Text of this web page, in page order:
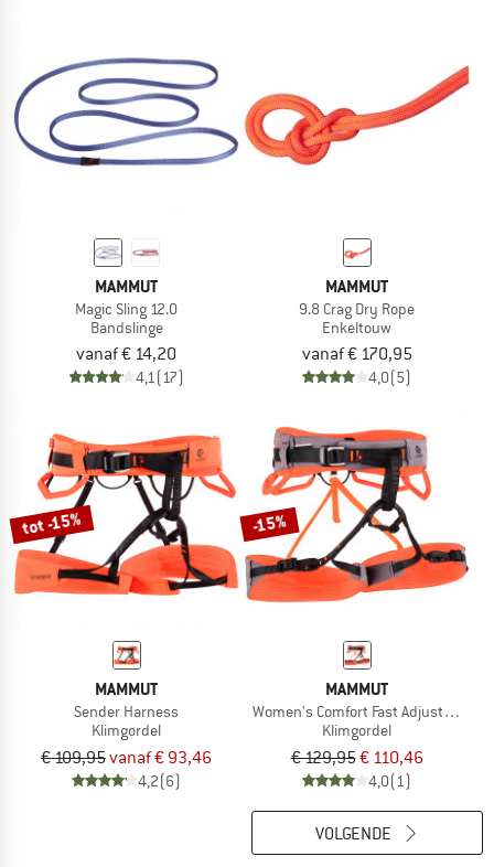
MAMMUT
Magic Sling 12.0
Bandslinge
vanaf € 14,20
4,1(17)
MAMMUT
9.8 Crag Dry Rope
Enkeltouw
vanaf € 170,95
4,0(5)
tot -15%
MAMMUT
Sender Harness
Klimgordel
€ 109,95vanaf € 93,46
4,2(6)
-15%
MAMMUT
Women's Comfort Fast Adjust
Klimgordel
€ 129,95€ 110,46
4,0(1)
VOLGENDE